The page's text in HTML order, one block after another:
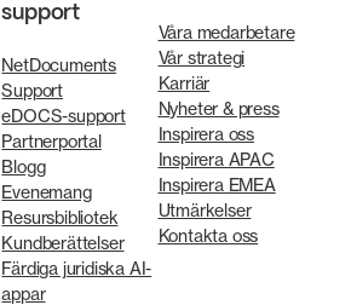
support
NetDocuments
Support
eDOCS-support
Partnerportal
Blogg
Evenemang
Resursbibliotek
Kundberättelser
Färdiga juridiska AI-
appar
Våra medarbetare
Vår strategi
Karriär
Nyheter & press
Inspirera oss
Inspirera APAC
Inspirera EMEA
Utmärkelser
Kontakta oss